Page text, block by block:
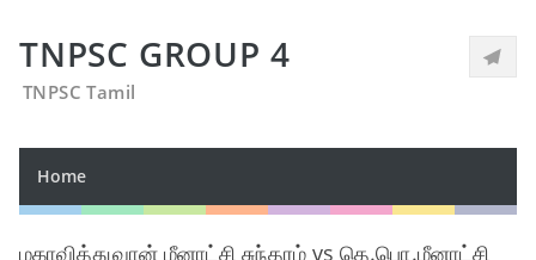
TNPSC GROUP 4
TNPSC Tamil
Home
மகாவித்துவான் மீனாட்சி சுந்தரம் vs தெ.பொ.மீனாட்சி